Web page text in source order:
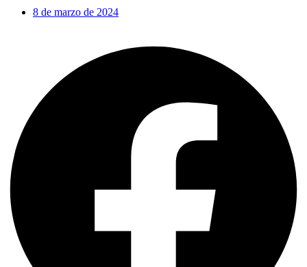
8 de marzo de 2024